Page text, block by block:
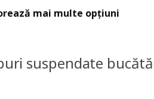
mai multe opțiuni
suspendate